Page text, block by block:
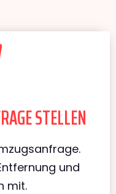
STELLEN
und
mit.